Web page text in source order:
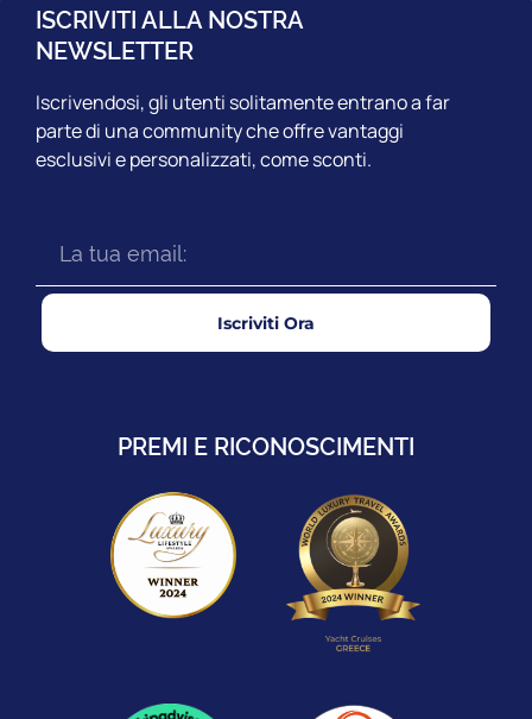
ISCRIVITI ALLA NOSTRA
NEWSLETTER
Iscrivendosi, gli utenti solitamente entrano a far
parte di una community che offre vantaggi
esclusivi e personalizzati, come sconti.
Iscriviti Ora
PREMI E RICONOSCIMENTI